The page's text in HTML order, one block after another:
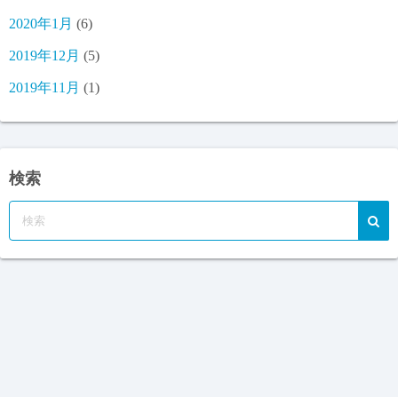
2020年1月 (6)
2019年12月 (5)
2019年11月 (1)
検索